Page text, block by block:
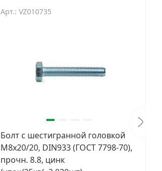
Арт.: VZ010735
Болт с шестигранной головкой
М8х20/20, DIN933 (ГОСТ 7798-70),
прочн. 8.8, цинк